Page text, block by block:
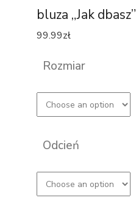
bluza „Jak dbasz”
99.99zł
Rozmiar
Odcień